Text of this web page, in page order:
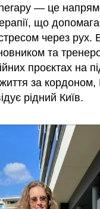
— це
що
через рух.
та
проєктах на
за
рідний Київ.